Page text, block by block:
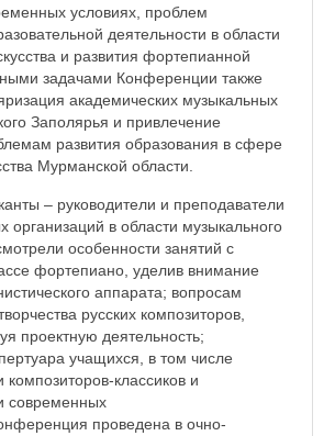
условиях, проблем
деятельности в области
и развития фортепианной
задачами Конференции также
академических музыкальных
Заполярья и привлечение
развития образования в сфере
Мурманской области.
– руководители и преподаватели
организаций в области музыкального
особенности занятий с
фортепиано, уделив внимание
аппарата; вопросам
русских композиторов,
проектную деятельность;
учащихся, в том числе
классиков и
современных
проведена в очно-